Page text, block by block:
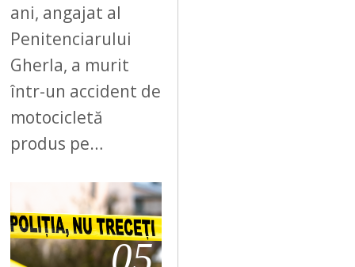
ani, angajat al
Penitenciarului
Gherla, a murit
într-un accident de
motocicletă
produs pe…
05